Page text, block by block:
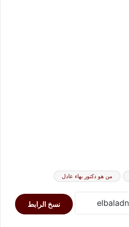
من هو دكتور بهاء عادل
نسخ الرابط